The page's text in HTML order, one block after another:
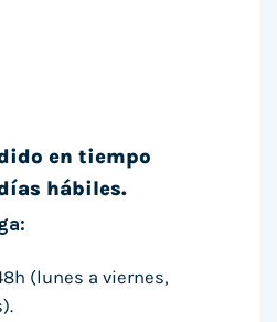
en tiempo
hábiles.
(lunes a viernes,